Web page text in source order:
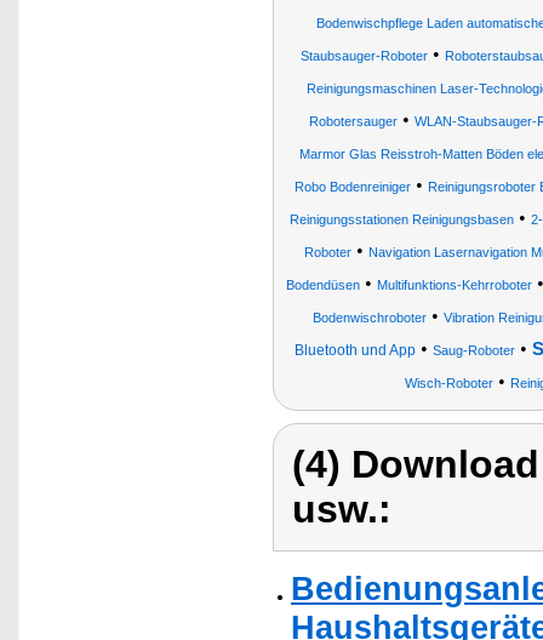
Bodenwischpflege Laden
Staubsauger-Roboter•
Reinigungsmaschinen Laser-
Robotersauger• WLAN-Staubsauger-
Marmor Glas Reisstroh-Matten Böden
Robo Bodenreiniger • Reinigungsroboter
Reinigungsstationen Reinigungsbasen•
Roboter • Navigation Lasernavigation
Bodendüsen • Multifunktions-Kehrroboter
Bodenwischroboter • Vibration
Bluetooth und App • Saug-Roboter •
Wisch-Roboter•
(4)
usw.: